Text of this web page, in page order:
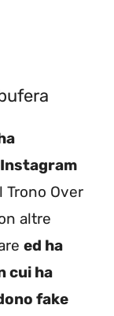
Trono Over
altre
ed ha
cui ha
fake